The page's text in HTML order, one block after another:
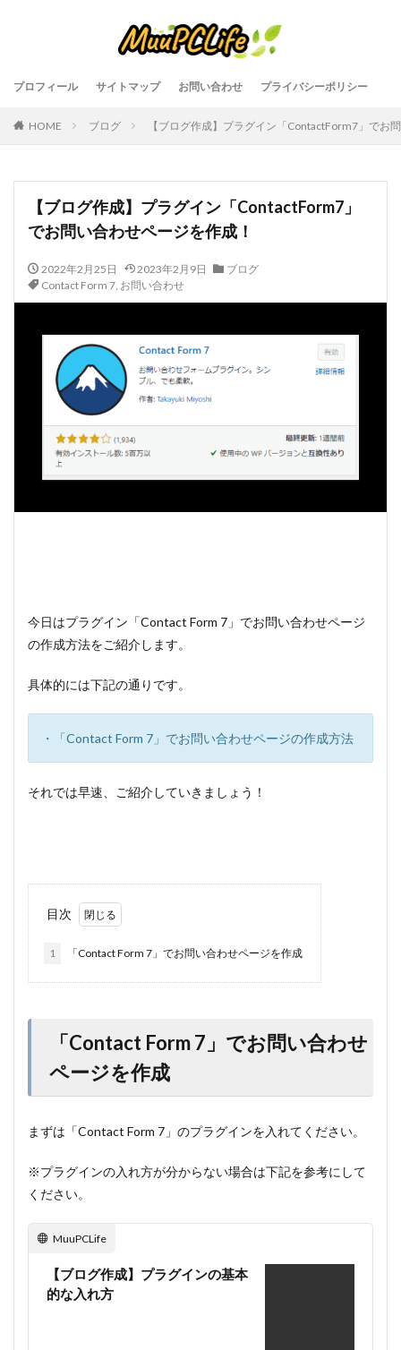
プロフィール サイトマップ お問い合わせ プライバシーポリシー
HOME ブログ 【ブログ作成】プラグイン「ContactForm7」でお
【ブログ作成】プラグイン「ContactForm7」
でお問い合わせページを作成！
2022年2月25日 2023年2月9日
ブログ
Contact Form 7, お問い合わせ
今日はプラグイン「Contact Form 7」でお問い合わせページ
の作成方法をご紹介します。
具体的には下記の通りです。
・「Contact Form 7」でお問い合わせページの作成方法
それでは早速、ご紹介していきましょう！
目次
1 「Contact Form 7」でお問い合わせページを作成
「Contact Form 7」でお問い合わせ
ページを作成
まずは「Contact Form 7」のプラグインを入れてください。
※プラグインの入れ方が分からない場合は下記を参考にして
ください。
MuuPCLife
【ブログ作成】プラグインの基本
的な入れ方